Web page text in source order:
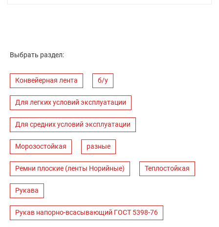
Выбрать раздел:
Конвейерная лента б/у
Для легких условий эксплуатации
Для средних условий эксплуатации
Морозостойкая разные
Ремни плоские (ленты Норийные) Теплостойкая
Рукава
Рукав напорно-всасывающий ГОСТ 5398-76